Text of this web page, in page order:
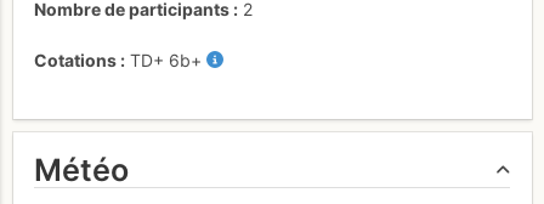
Nombre de participants
2
Cotations TD+ 6b+
Météo